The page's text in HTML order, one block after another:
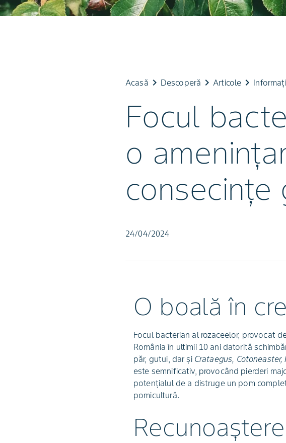
Acasă keyboard_arrow_right Descoperă keyboard_arrow_rightArticole keyboard_arrow_right
Focul
o
consecințe
24/04/2024
O boală în
Focul bacterian al rozaceelor, provocat
România în ultimii 10 ani datorită
păr, gutui, dar și Crataegus,
este semnificativ, provocând pierderi
potențialul de a distruge un pom
pomicultură.